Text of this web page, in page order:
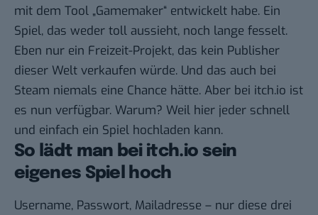
mit dem Tool „Gamemaker“ entwickelt habe. Ein
Spiel, das weder toll aussieht, noch lange fesselt.
Eben nur ein Freizeit-Projekt, das kein Publisher
dieser Welt verkaufen würde. Und das auch bei
Steam niemals eine Chance hätte. Aber bei itch.io ist
es nun verfügbar. Warum? Weil hier jeder schnell
und einfach ein Spiel hochladen kann.
So lädt man bei itch.io sein
eigenes Spiel hoch
Username, Passwort, Mailadresse – nur diese drei